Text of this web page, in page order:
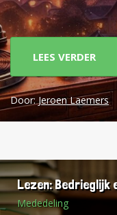
https://
v=3nWNPccxNxg
Door:Jeroen Laemers
LEES VERDER
Lezen: Bedrieglijk
Mededeling